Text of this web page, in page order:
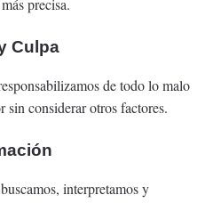
precisa.
Culpa
de todo lo malo
sin considerar otros factores.
interpretamos y